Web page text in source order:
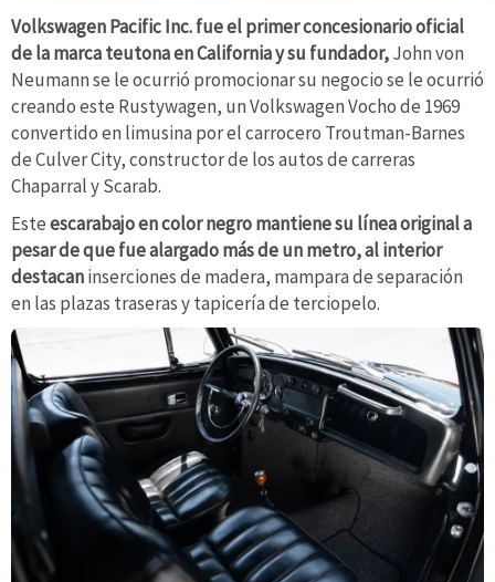
Volkswagen Pacific Inc. fue el primer concesionario oficial
de la marca teutona en California y su fundador,John von
Neumann se le ocurrió promocionar su negocio se le ocurrió
creando este Rustywagen, un Volkswagen Vocho de 1969
convertido en limusina por el carrocero Troutman-Barnes
de Culver City, constructor de los autos de carreras
Chaparral y Scarab.
Esteescarabajo en color negro mantiene su línea original a
pesar de que fue alargado más de un metro, al interior
destacaninserciones de madera, mampara de separación
en las plazas traseras y tapicería de terciopelo.